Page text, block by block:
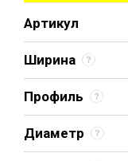
Артикул
Ширина
Профиль
Диаметр